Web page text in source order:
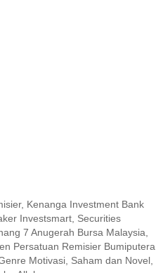
Kenanga Investment Bank
Investsmart, Securities
7 Anugerah Bursa Malaysia,
Persatuan Remisier Bumiputera
Motivasi, Saham dan Novel,